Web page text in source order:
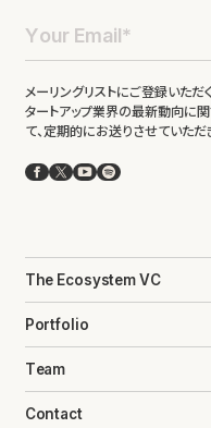
メーリングリストにご登録いた
タートアップ業界の最新動向に
て、定期的にお送りさせていただ
Facebook
X YouTube
Spotify
The Ecosystem VC
Portfolio
Team
Contact